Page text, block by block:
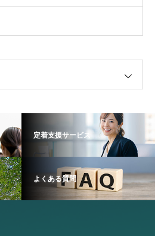
定着支援サービス
よくある質問